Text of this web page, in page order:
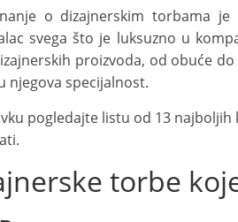
o dizajnerskim torbama
svega što je luksuzno u
proizvoda, od obuće
njegova specijalnost.
pogledajte listu od 13
torbe